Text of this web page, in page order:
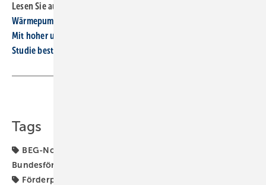
Lesen Sie auch:
Wärmepumpenhochlauf: Verbände fordern Nachbesserung
Mit hoher und einfacher Förderung ist die Wärmepumpe gesetzt
Studie bestätigt: Wärme­pumpe heizt günstiger als Gas-Heizung
Tags
BEG-Novelle
Bundesförderung für effiziente Gebäude
Förderprogramm